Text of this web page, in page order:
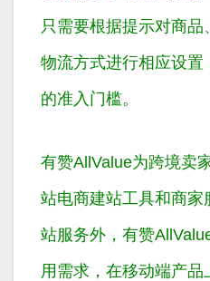
只需要根据提示对商品
物流方式进行相应设
的准入门槛。
有赞AllValue为跨境卖
站电商建站工具和商家
站服务外，有赞
用需求，在移动端产